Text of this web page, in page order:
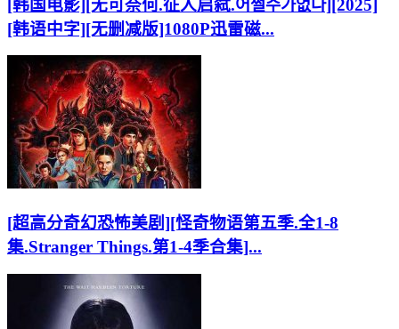
[韩国电影][无可奈何.征人启弑.어쩔수가없다][2025]
[韩语中字][无删减版]1080P迅雷磁...
[超高分奇幻恐怖美剧][怪奇物语第五季.全1-8
集.Stranger Things.第1-4季合集]...